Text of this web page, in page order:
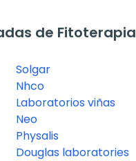
de Fitoterapia
Solgar
Nhco
Laboratorios viñas
Neo
Physalis
Douglas laboratories